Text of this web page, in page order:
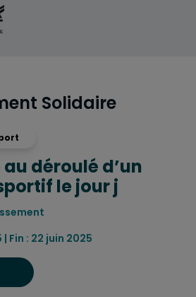
Solidaire
déroulé d’un
le jour j
Fin : 22 juin 2025